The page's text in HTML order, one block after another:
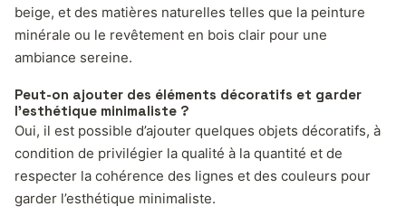
beige, et des matières naturelles telles que la peinture
minérale ou le revêtement en bois clair pour une
ambiance sereine.
Peut-on ajouter des éléments décoratifs et garder
l’esthétique minimaliste ?
Oui, il est possible d’ajouter quelques objets décoratifs, à
condition de privilégier la qualité à la quantité et de
respecter la cohérence des lignes et des couleurs pour
garder l’esthétique minimaliste.